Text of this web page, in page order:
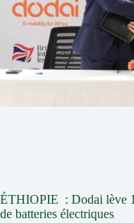
ÉTHIOPIE : Dodai lève
de batteries électriques